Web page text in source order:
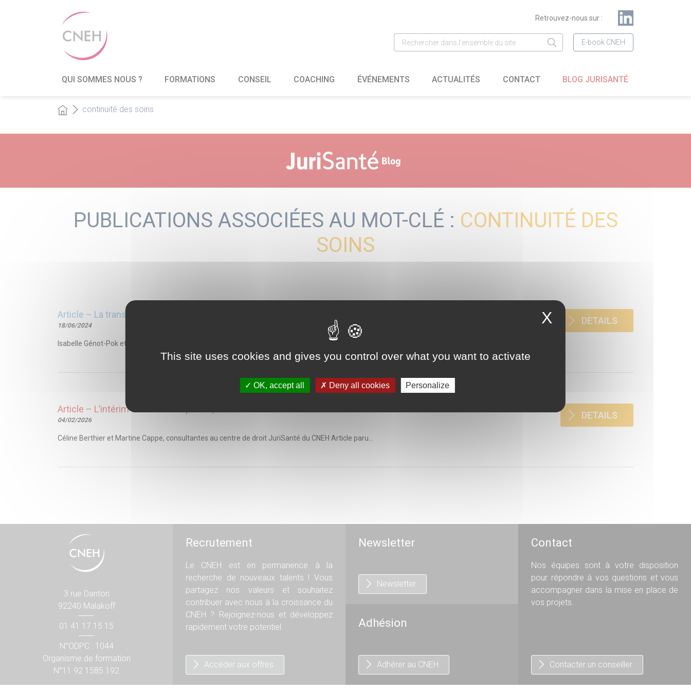
Retrouvez-nous sur :
E-book CNEH
QUI SOMMES NOUS ? FORMATIONS CONSEIL COACHING ÉVÉNEMENTS ACTUALITÉS CONTACT BLOG JURISANTÉ
continuité des soins
PUBLICATIONS ASSOCIÉES AU MOT-CLÉ : CONTINUITÉ DES
SOINS
Article – La transmission de la lettre de liaison de sortie, une parfaite illustration de la délicate articulation des textes
18/06/2024
Isabelle Génot-Pok et Aude Charbonnel, juristes, consultantes Centre de droit JuriSanté du CNEH Article paru...
DETAILS
Article – L’intérim en milieu hospitalier, un incendie fixé mais non maîtrisé
04/02/2026
Céline Berthier et Martine Cappe, consultantes au centre de droit JuriSanté du CNEH Article paru...
DETAILS
3 rue Danton
92240 Malakoff
01 41 17 15 15
N°ODPC : 1044
Organisme de formation
N°11 92 1585 192
Recrutement
Le CNEH est en permanence à la
recherche de nouveaux talents ! Vous
partagez nos valeurs et souhaitez
contribuer avec nous à la croissance du
CNEH ? Rejoignez-nous et développez
rapidement votre potentiel.
Accéder aux offres
Newsletter
Newsletter
Adhésion
Adhérer au CNEH
Contact
Nos équipes sont à votre disposition
pour répondre à vos questions et vous
accompagner dans la mise en place de
vos projets.
Contacter un conseiller
X
This site uses cookies and gives you control over what you want to activate
OK, accept all Deny all cookies Personalize